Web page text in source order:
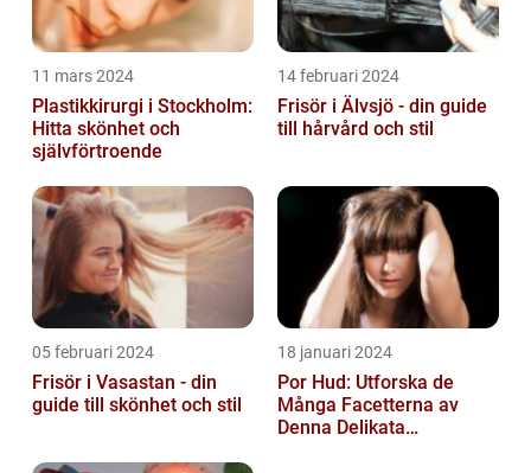
11 mars 2024
Plastikkirurgi i Stockholm:
Hitta skönhet och
självförtroende
14 februari 2024
Frisör i Älvsjö - din guide
till hårvård och stil
05 februari 2024
Frisör i Vasastan - din
guide till skönhet och stil
18 januari 2024
Por Hud: Utforska de
Många Facetterna av
Denna Delikata